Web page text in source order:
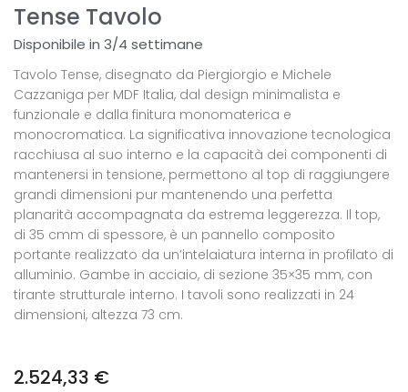
Tense Tavolo
Disponibile in 3/4 settimane
Tavolo Tense, disegnato da Piergiorgio e Michele
Cazzaniga per MDF Italia, dal design minimalista e
funzionale e dalla finitura monomaterica e
monocromatica. La significativa innovazione tecnologica
racchiusa al suo interno e la capacità dei componenti di
mantenersi in tensione, permettono al top di raggiungere
grandi dimensioni pur mantenendo una perfetta
planarità accompagnata da estrema leggerezza. Il top,
di 35 cmm di spessore, è un pannello composito
portante realizzato da un’intelaiatura interna in profilato di
alluminio. Gambe in acciaio, di sezione 35×35 mm, con
tirante strutturale interno. I tavoli sono realizzati in 24
dimensioni, altezza 73 cm.
2.524,33 €